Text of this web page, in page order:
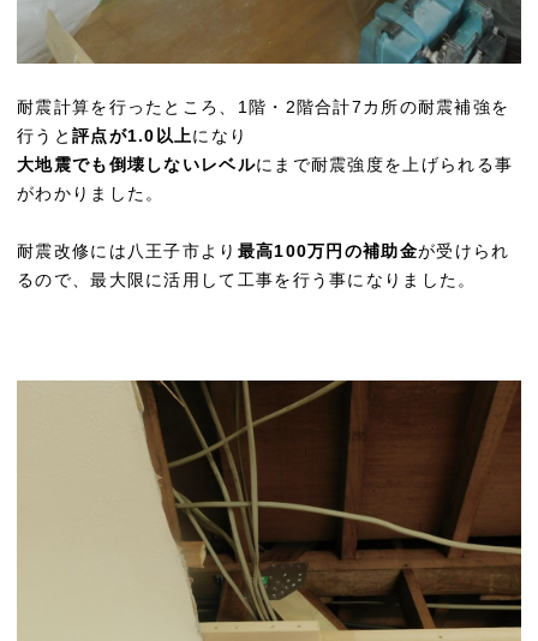
耐震計算を行ったところ、1階・2階合計7カ所の耐震補強を
行うと 評点が1.0以上になり
大地震でも倒壊しないレベルにまで耐震強度を上げられる事
がわかりました。
耐震改修には八王子市より 最高100万円の補助金が受けられ
るので、最大限に活用して工事を行う事になりました。